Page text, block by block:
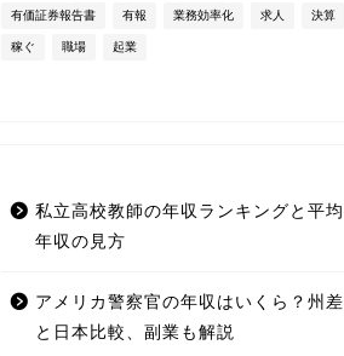
有価証券報告書 有報 業務効率化 求人 決算
稼ぐ 職場 起業
私立高校教師の年収ランキングと平均
年収の見方
アメリカ警察官の年収はいくら？州差
と日本比較、副業も解説